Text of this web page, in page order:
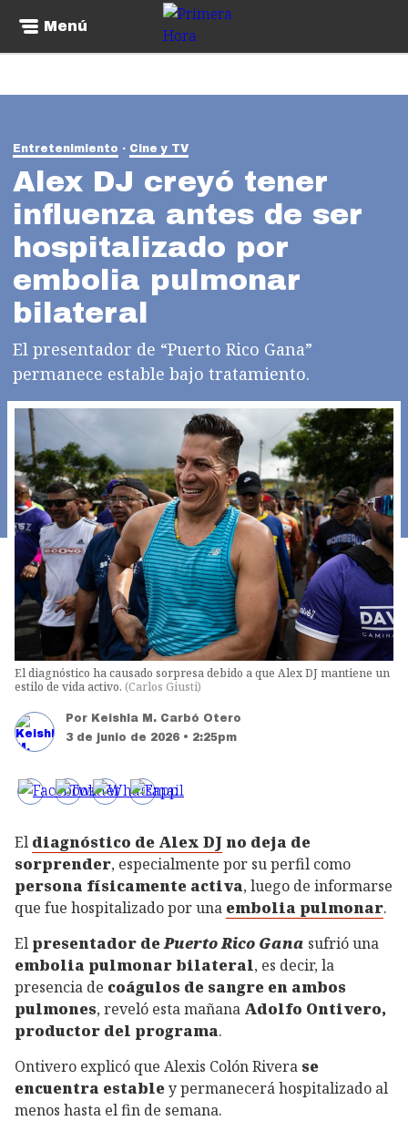
Menú
Entretenimiento Cine y TV
Alex DJ creyó tener
influenza antes de ser
hospitalizado por
embolia pulmonar
bilateral
El presentador de “Puerto Rico Gana”
permanece estable bajo tratamiento.
El diagnóstico ha causado sorpresa debido a que Alex DJ mantiene un
estilo de vida activo. (Carlos Giusti)
Por Keishla M. Carbó Otero
3 de junio de 2026 • 2:25pm
El diagnóstico de Alex DJ no deja de
sorprender, especialmente por su perfil como
persona físicamente activa, luego de informarse
que fue hospitalizado por una embolia pulmonar.
El presentador dePuerto Rico Gana sufrió una
embolia pulmonar bilateral, es decir, la
presencia de coágulos de sangre en ambos
pulmones, reveló esta mañana Adolfo Ontivero,
productor del programa.
Ontivero explicó que Alexis Colón Rivera se
encuentra establey permanecerá hospitalizado al
menos hasta el fin de semana.